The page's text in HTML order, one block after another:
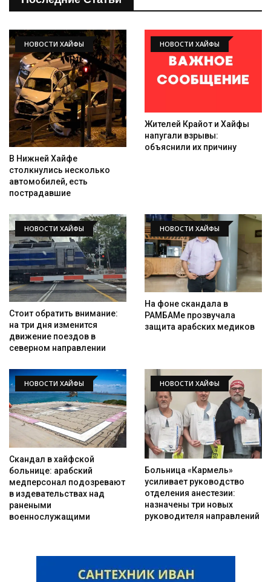
НОВОСТИ ХАЙФЫ
В Нижней Хайфе
столкнулись несколько
автомобилей, есть
пострадавшие
НОВОСТИ ХАЙФЫ
Жителей Крайот и Хайфы
напугали взрывы:
объяснили их причину
НОВОСТИ ХАЙФЫ
Стоит обратить внимание:
на три дня изменится
движение поездов в
северном направлении
НОВОСТИ ХАЙФЫ
На фоне скандала в
РАМБАМе прозвучала
защита арабских медиков
НОВОСТИ ХАЙФЫ
Скандал в хайфской
больнице: арабский
медперсонал подозревают
в издевательствах над
ранеными
военнослужащими
НОВОСТИ ХАЙФЫ
Больница «Кармель»
усиливает руководство
отделения анестезии:
назначены три новых
руководителя направлений